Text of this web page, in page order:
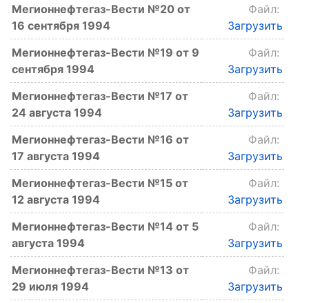
Мегионнефтегаз-Вести №20 от
16 сентября 1994
Файл:
Загрузить
Мегионнефтегаз-Вести №19 от 9
сентября 1994
Файл:
Загрузить
Мегионнефтегаз-Вести №17 от
24 августа 1994
Файл:
Загрузить
Мегионнефтегаз-Вести №16 от
17 августа 1994
Файл:
Загрузить
Мегионнефтегаз-Вести №15 от
12 августа 1994
Файл:
Загрузить
Мегионнефтегаз-Вести №14 от 5
августа 1994
Файл:
Загрузить
Мегионнефтегаз-Вести №13 от
29 июля 1994
Файл:
Загрузить